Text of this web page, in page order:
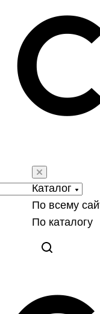
Каталог
По всему
По каталогу